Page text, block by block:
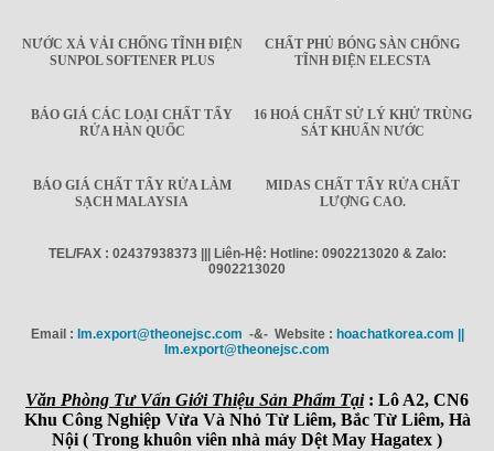
NƯỚC XẢ VẢI CHỐNG TĨNH ĐIỆN
SUNPOL SOFTENER PLUS
CHẤT PHỦ BÓNG SÀN CHỐNG
TĨNH ĐIỆN ELECSTA
BÁO GIÁ CÁC LOẠI CHẤT TẨY
RỬA HÀN QUỐC
16 HOÁ CHẤT SỬ LÝ KHỬ TRÙNG
SÁT KHUẨN NƯỚC
BÁO GIÁ CHẤT TẨY RỬA LÀM
SẠCH MALAYSIA
MIDAS CHẤT TẨY RỬA CHẤT
LƯỢNG CAO.
TEL/FAX : 02437938373 ||| Liên-Hệ: Hotline: 0902213020 & Zalo:
0902213020
Email : Im.export@theonejsc.com -&- Website : hoachatkorea.com ||
Im.export@theonejsc.com
Văn Phòng Tư Vấn Giới Thiệu Sản Phẩm Tại: Lô A2, CN6
Khu Công Nghiệp Vừa Và Nhỏ Từ Liêm, Bắc Từ Liêm, Hà
Nội ( Trong khuôn viên nhà máy Dệt May Hagatex )